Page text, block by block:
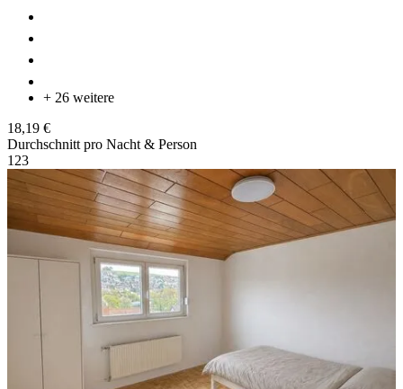
+ 26 weitere
18,19 €
Durchschnitt pro Nacht & Person
123